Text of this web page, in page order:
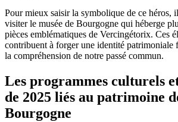
Pour mieux saisir la symbolique de ce héros,
visiter le musée de Bourgogne qui héberge
pièces emblématiques de Vercingétorix. Ces
contribuent à forger une identité patrimoniale
la compréhension de notre passé commun.
Les programmes culturels
de 2025 liés au patrimoine
Bourgogne